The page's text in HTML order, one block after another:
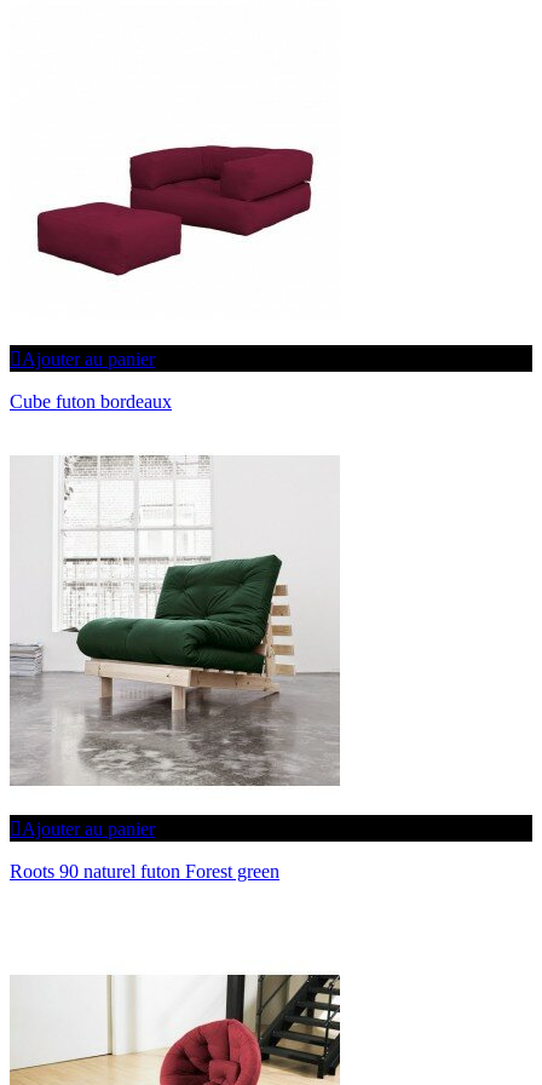
Ajouter au panier
Cube futon bordeaux
Ajouter au panier
Roots 90 naturel futon Forest green